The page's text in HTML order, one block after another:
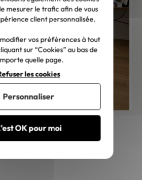
publicité,
mesurer le trafic afin de vous
client personnalisée.
vos préférences à tout
sur “Cookies” au bas de
quelle page.
OK pour moi
les cookies
Personnaliser